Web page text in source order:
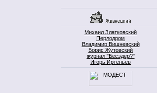
Михаил Златковский
Перлодром
Владимир Вишневский
Борис Жутовский
журнал "Бесэдер?"
Игорь Иртеньев